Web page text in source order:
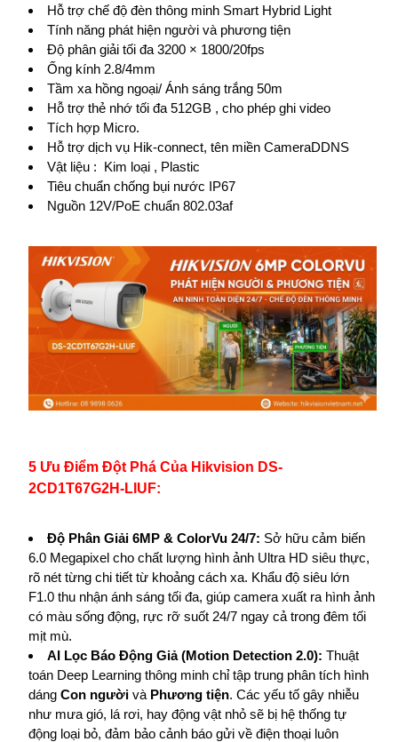
Hỗ trợ chế độ đèn thông minh Smart Hybrid Light
Tính năng phát hiện người và phương tiện
Độ phân giải tối đa 3200 × 1800/20fps
Ống kính 2.8/4mm
Tầm xa hồng ngoại/ Ánh sáng trắng 50m
Hỗ trợ thẻ nhớ tối đa 512GB , cho phép ghi video
Tích hợp Micro.
Hỗ trợ dịch vụ Hik-connect, tên miền CameraDDNS
Vật liệu : Kim loại , Plastic
Tiêu chuẩn chống bụi nước IP67
Nguồn 12V/PoE chuẩn 802.03af
5 Ưu Điểm Đột Phá Của Hikvision DS-
2CD1T67G2H-LIUF:
Độ Phân Giải 6MP & ColorVu 24/7: Sở hữu cảm biến
6.0 Megapixel cho chất lượng hình ảnh Ultra HD siêu thực,
rõ nét từng chi tiết từ khoảng cách xa. Khẩu độ siêu lớn
F1.0 thu nhận ánh sáng tối đa, giúp camera xuất ra hình ảnh
có màu sống động, rực rỡ suốt 24/7 ngay cả trong đêm tối
mịt mù.
AI Lọc Báo Động Giả (Motion Detection 2.0): Thuật
toán Deep Learning thông minh chỉ tập trung phân tích hình
dáng Con ngườivà Phương tiện. Các yếu tố gây nhiễu
như mưa gió, lá rơi, hay động vật nhỏ sẽ bị hệ thống tự
động loại bỏ, đảm bảo cảnh báo gửi về điện thoại luôn